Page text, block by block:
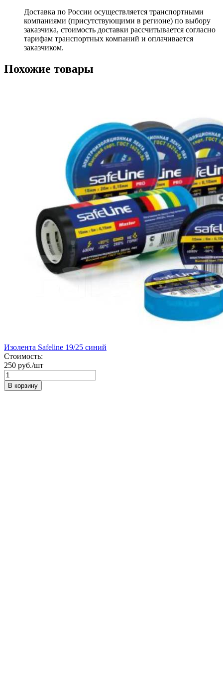
Доставка по России осуществляется транспортными
компаниями (присутствующими в регионе) по выбору
заказчика, стоимость доставки рассчитывается согласно
тарифам транспортных компаний и оплачивается
заказчиком.
Похожие товары
Изолента Safeline 19/25 синий
Стоимость:
250 руб./шт
В корзину